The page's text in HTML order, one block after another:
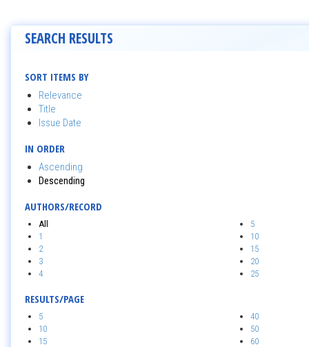
SEARCH RESULTS
SORT ITEMS BY
Relevance
Title
Issue Date
IN ORDER
Ascending
Descending
AUTHORS/RECORD
All
1
2
3
4
5
10
15
20
25
RESULTS/PAGE
5
10
15
40
50
60